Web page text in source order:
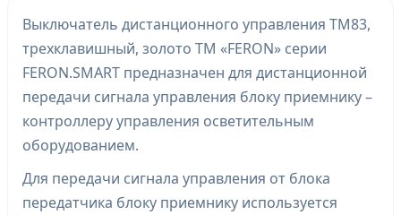
Выключатель дистанционного управления TM83,
трехклавишный, золото ТМ «FERON» серии
FERON.SMART предназначен для дистанционной
передачи сигнала управления блоку приемнику –
контроллеру управления осветительным
оборудованием.
Для передачи сигнала управления от блока
передатчика блоку приемнику используется